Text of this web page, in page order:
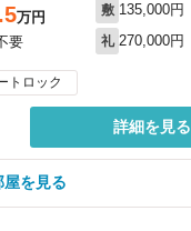
万円
要
敷 135,000円
礼 270,000円
トロック
詳細を見る
を見る